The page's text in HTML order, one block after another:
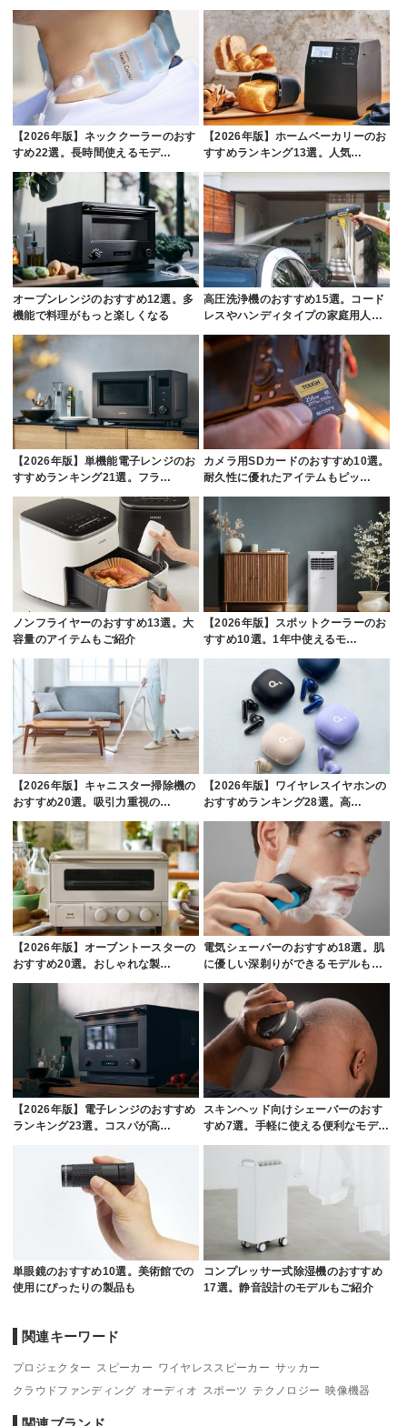
【2026年版】ネッククーラーのおす
すめ22選。長時間使えるモデ…
【2026年版】ホームベーカリーのお
すすめランキング13選。人気…
オーブンレンジのおすすめ12選。多
機能で料理がもっと楽しくなる
高圧洗浄機のおすすめ15選。コード
レスやハンディタイプの家庭用人…
【2026年版】単機能電子レンジのお
すすめランキング21選。フラ…
カメラ用SDカードのおすすめ10選。
耐久性に優れたアイテムもピッ…
ノンフライヤーのおすすめ13選。大
容量のアイテムもご紹介
【2026年版】スポットクーラーのお
すすめ10選。1年中使えるモ…
【2026年版】キャニスター掃除機の
おすすめ20選。吸引力重視の…
【2026年版】ワイヤレスイヤホンの
おすすめランキング28選。高…
【2026年版】オーブントースターの
おすすめ20選。おしゃれな製…
電気シェーバーのおすすめ18選。肌
に優しい深剃りができるモデルも…
【2026年版】電子レンジのおすすめ
ランキング23選。コスパが高…
スキンヘッド向けシェーバーのおす
すめ7選。手軽に使える便利なモデ…
単眼鏡のおすすめ10選。美術館での
使用にぴったりの製品も
コンプレッサー式除湿機のおすすめ
17選。静音設計のモデルもご紹介
関連キーワード
プロジェクター スピーカー ワイヤレススピーカー サッカー
クラウドファンディング オーディオ スポーツ テクノロジー 映像機器